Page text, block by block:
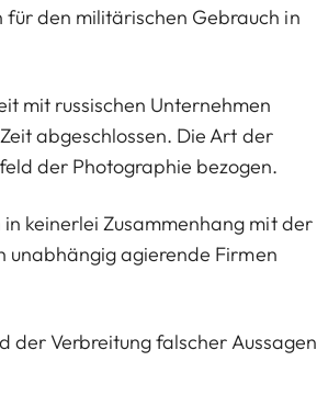
den militärischen Gebrauch in
mit russischen Unternehmen
abgeschlossen. Die Art der
der Photographie bezogen.
keinerlei Zusammenhang mit der
unabhängig agierende Firmen
der Verbreitung falscher Aussagen